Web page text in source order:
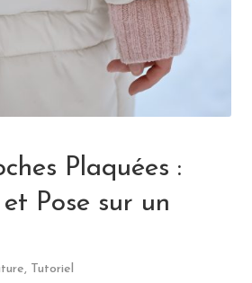
Plaquées :
Pose sur un
Tutoriel